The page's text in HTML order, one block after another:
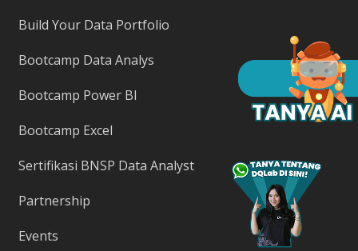
Build Your Data Portfolio
Bootcamp Data Analys
Bootcamp Power BI
Bootcamp Excel
Sertifikasi BNSP Data Analyst
Partnership
Events